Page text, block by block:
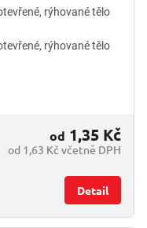
rýhované tělo
rýhované tělo
od 1,63 Kč včetně DPH
od 1,35 Kč
Detail